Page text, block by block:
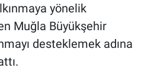
yönelik
Muğla Büyükşehir
desteklemek adına